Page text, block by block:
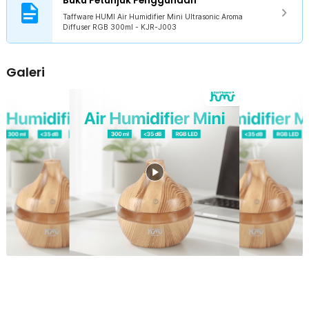
Taffware HUMI Air Humidifier Mini Ultrasonic Aroma
Diffuser RGB 300ml - KJR-J003
Galeri